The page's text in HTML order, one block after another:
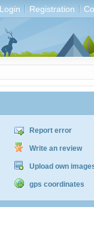
Login Registration
Report error
Write an review
Upload own
gps coordinates